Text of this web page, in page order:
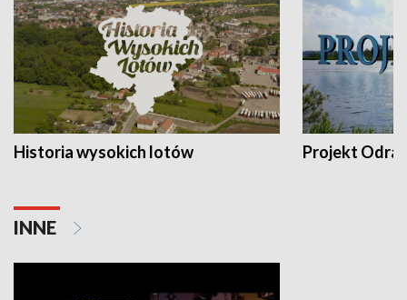
Historia wysokich lotów Projekt Odra
INNE